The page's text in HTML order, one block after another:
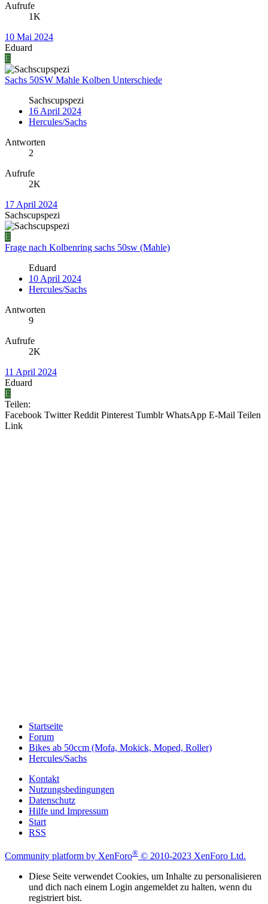
Aufrufe
1K
10 Mai 2024
Eduard
E
Sachs 50SW Mahle Kolben Unterschiede
Sachscupspezi
16 April 2024
Hercules/Sachs
Antworten
2
Aufrufe
2K
17 April 2024
Sachscupspezi
E
Frage nach Kolbenring sachs 50sw (Mahle)
Eduard
10 April 2024
Hercules/Sachs
Antworten
9
Aufrufe
2K
11 April 2024
Eduard
E
Teilen:
Facebook Twitter Reddit Pinterest Tumblr WhatsApp E-Mail Teilen
Link
Startseite
Forum
Bikes ab 50ccm (Mofa, Mokick, Moped, Roller)
Hercules/Sachs
Kontakt
Nutzungsbedingungen
Datenschutz
Hilfe und Impressum
Start
RSS
Community platform by XenForo® © 2010-2023 XenForo Ltd.
Diese Seite verwendet Cookies, um Inhalte zu personalisieren
und dich nach einem Login angemeldet zu halten, wenn du
registriert bist.